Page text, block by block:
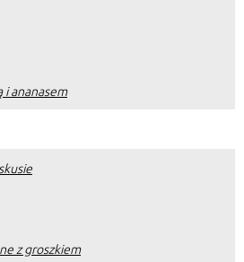
i ananasem
z groszkiem